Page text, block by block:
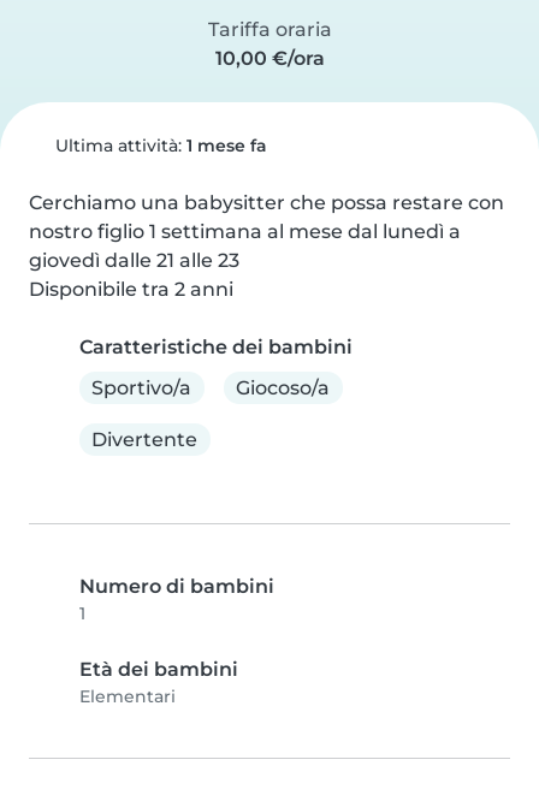
Tariffa oraria
10,00 €/ora
Ultima attività: 1 mese fa
Cerchiamo una babysitter che possa restare con
nostro figlio 1 settimana al mese dal lunedì a
giovedì dalle 21 alle 23
Disponibile tra 2 anni
Caratteristiche dei bambini
Sportivo/a
Giocoso/a
Divertente
Numero di bambini
1
Età dei bambini
Elementari